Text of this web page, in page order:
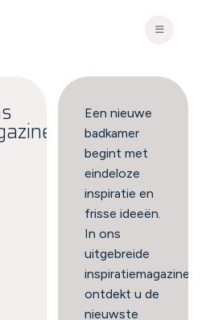
Een nieuwe
badkamer
begint met
eindeloze
inspiratie en
frisse ideeën.
In ons
uitgebreide
inspiratiemagazine
ontdekt u de
nieuwste